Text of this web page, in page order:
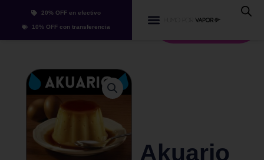
20% OFF en efectivo
10% OFF con transferencia Whatsapp
Akuario